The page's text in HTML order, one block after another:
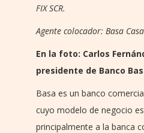
FIX SCR.
Agente colocador: Basa
En la foto: Carlos
presidente de Banco
Basa es un banco
cuyo modelo de negocio
principalmente a la banca